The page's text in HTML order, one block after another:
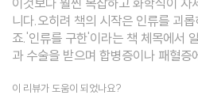
니다.오히려 책의 시작은 인류를 괴롭히는 세균을 발견하
죠.'인류를 구한'이라는 책 체목에서
과 수술을 받으며 합병증이나 패혈증
사도 나옵니다.생각만해도 끔찍하
깨닫게 되고,
이 리뷰가 도움이 되었나요?